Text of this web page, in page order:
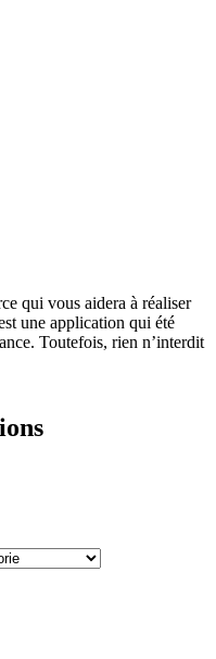
qui vous aidera à réaliser
une application qui été
Toutefois, rien n’interdit